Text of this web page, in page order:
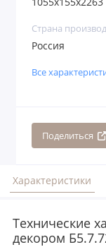
Страна
Россия
Все
Поделиться
Характеристики
Технические
декором